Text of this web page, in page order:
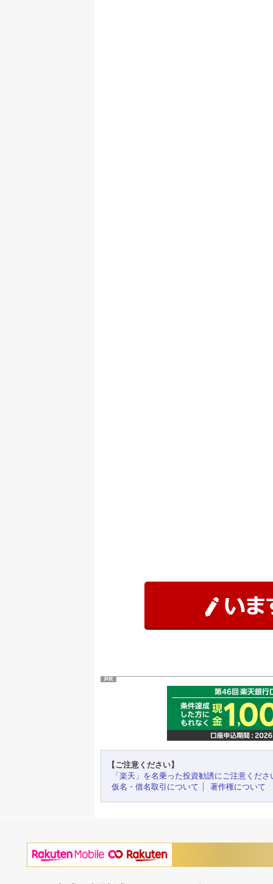
PR
【ご注意ください】
「楽天」を名乗った投資勧誘にご注意くださ
仮名・借名取引について
著作権について